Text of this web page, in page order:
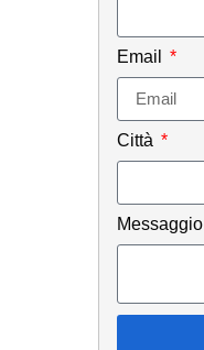
Email
Città
Messaggio